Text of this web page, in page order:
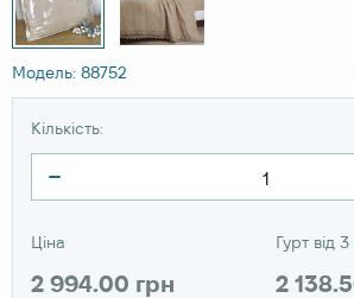
Модель: 88752
Кількість:
Ціна
2 994.00 грн
Гурт від 3
2